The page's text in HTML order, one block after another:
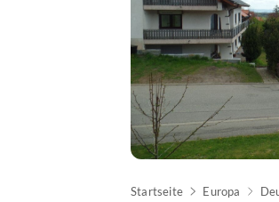
Startseite Europa